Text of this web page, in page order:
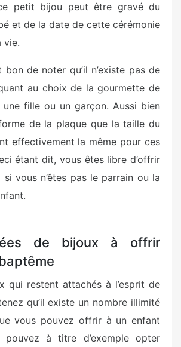
petit bijou peut être gravé du
et de la date de cette cérémonie
vie.
de noter qu’il n’existe pas de
au choix de la gourmette de
fille ou un garçon. Aussi bien
de la plaque que la taille du
effectivement la même pour ces
étant dit, vous êtes libre d’offrir
si vous n’êtes pas le parrain ou la
de bijoux à offrir
qui restent attachés à l’esprit de
qu’il existe un nombre illimité
vous pouvez offrir à un enfant
pouvez à titre d’exemple opter